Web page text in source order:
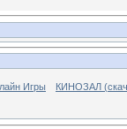
Игры КИНОЗАЛ